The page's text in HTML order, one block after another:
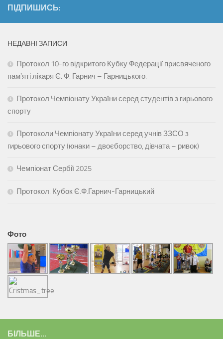
ПІДПИШИСЬ:
НЕДАВНІ ЗАПИСИ
Протокол 10-го відкритого Кубку Федерації присвяченого
памʼяті лікаря Є. Ф. Гарнич – Гарницького.
Протокол Чемпіонату України серед студентів з гирьового
спорту
Протоколи Чемпіонату України серед учнів ЗЗСО з
гирьового спорту (юнаки – двоєборство, дівчата – ривок)
Чемпіонат Сербії 2025
Протокол. Кубок Є.Ф.Гарнич-Гарницький
Фото
БІЛЬШЕ...